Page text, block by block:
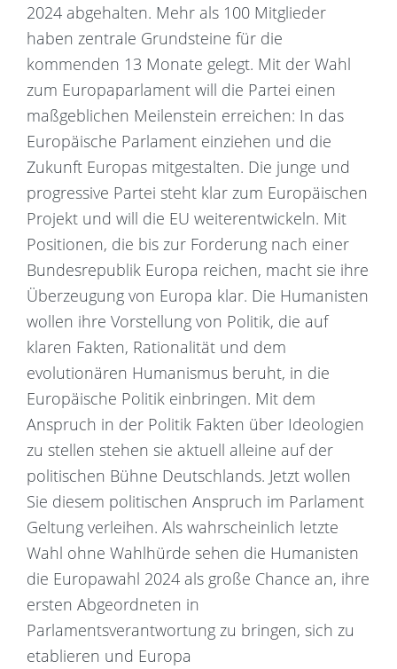
2024 abgehalten. Mehr als 100 Mitglieder
haben zentrale Grundsteine für die
kommenden 13 Monate gelegt. Mit der Wahl
zum Europaparlament will die Partei einen
maßgeblichen Meilenstein erreichen: In das
Europäische Parlament einziehen und die
Zukunft Europas mitgestalten. Die junge und
progressive Partei steht klar zum Europäischen
Projekt und will die EU weiterentwickeln. Mit
Positionen, die bis zur Forderung nach einer
Bundesrepublik Europa reichen, macht sie ihre
Überzeugung von Europa klar. Die Humanisten
wollen ihre Vorstellung von Politik, die auf
klaren Fakten, Rationalität und dem
evolutionären Humanismus beruht, in die
Europäische Politik einbringen. Mit dem
Anspruch in der Politik Fakten über Ideologien
zu stellen stehen sie aktuell alleine auf der
politischen Bühne Deutschlands. Jetzt wollen
Sie diesem politischen Anspruch im Parlament
Geltung verleihen. Als wahrscheinlich letzte
Wahl ohne Wahlhürde sehen die Humanisten
die Europawahl 2024 als große Chance an, ihre
ersten Abgeordneten in
Parlamentsverantwortung zu bringen, sich zu
etablieren und Europa